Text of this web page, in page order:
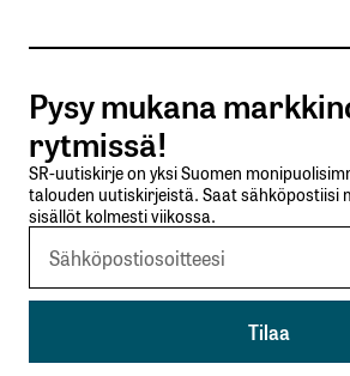
Nimesi tai nimimerkkisi
Sähköpostiosoitteesi*
Tilaa SalkunRakentajan
Lähetä kommentti
Pysy mukana
rytmissä!
SR-uutiskirje on yksi Suomen
talouden uutiskirjeistä. Saat sähköpostiisi
sisällöt kolmesti viikossa.